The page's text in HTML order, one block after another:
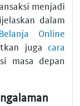
menjadi
dalam
Online
juga cara
masa depan